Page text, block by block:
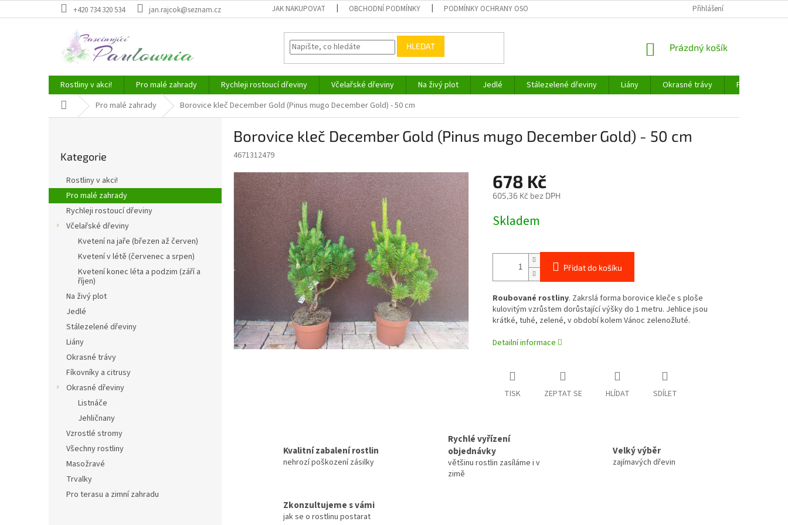
na
+420 734 320 534 jan.rajcok@seznam.cz JAK NAKUPOVAT OBCHODNÍ PODMÍNKY PODMÍNKY OCHRANY OSOBNÍCH ÚDAJŮ Přihlášení
HLEDAT
NÁKUPNÍ
Prázdný košík
Rostliny v akci! Pro malé zahrady Rychleji rostoucí dřeviny Včelařské dřeviny Na živý plot Jedlé Stálezelené dřeviny Liány Okrasné trávy
Fíkovníky a
Domů Pro malé zahrady Borovice kleč December Gold (Pinus mugo December Gold) - 50 cm
a
n
kategorie
Kategorie
Rostliny v akci!
Pro malé zahrady
Rychleji rostoucí dřeviny
Včelařské dřeviny
Kvetení na jaře (březen až červen)
Kvetení v létě (červenec a srpen)
Kvetení konec léta a podzim (září a
říjen)
Na živý plot
Jedlé
Stálezelené dřeviny
Liány
Okrasné trávy
Fíkovníky a citrusy
Okrasné dřeviny
Listnáče
Jehličnany
Vzrostlé stromy
Všechny rostliny
Masožravé
Trvalky
Pro terasu a zimní zahradu
Borovice kleč December Gold (Pinus mugo December Gold) - 50 cm
4671312479
678 Kč
605,36 Kč bez DPH
cena:
Skladem
Přidat do košíku
Roubované rostliny. Zakrslá forma borovice kleče s ploše
kulovitým vzrůstem dorůstající výšky do 1 metru. Jehlice jsou
krátké, tuhé, zelené, v období kolem Vánoc zelenožluté.
Detailní informace
TISK ZEPTAT SE HLÍDAT SDÍLET
Kvalitní zabalení rostlin
nehrozí poškození zásilky
Rychlé vyřízení
objednávky
většinu rostlin zasíláme i v
zimě
Velký výběr
zajímavých dřevin
Zkonzultujeme s vámi
jak se o rostlinu postarat